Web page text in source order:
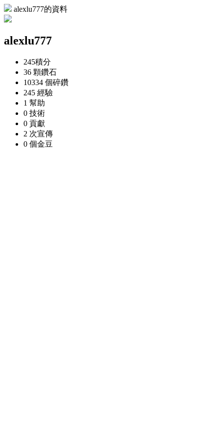
alexlu777的資料
alexlu777
245積分
36 顆鑽石
10334 個碎鑽
245 經驗
1 幫助
0 技術
0 貢獻
2 次宣傳
0 個金豆